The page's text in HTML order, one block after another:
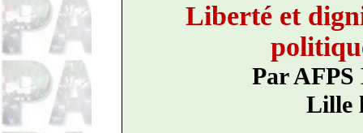
Liberté et
Par AFPS
Lille